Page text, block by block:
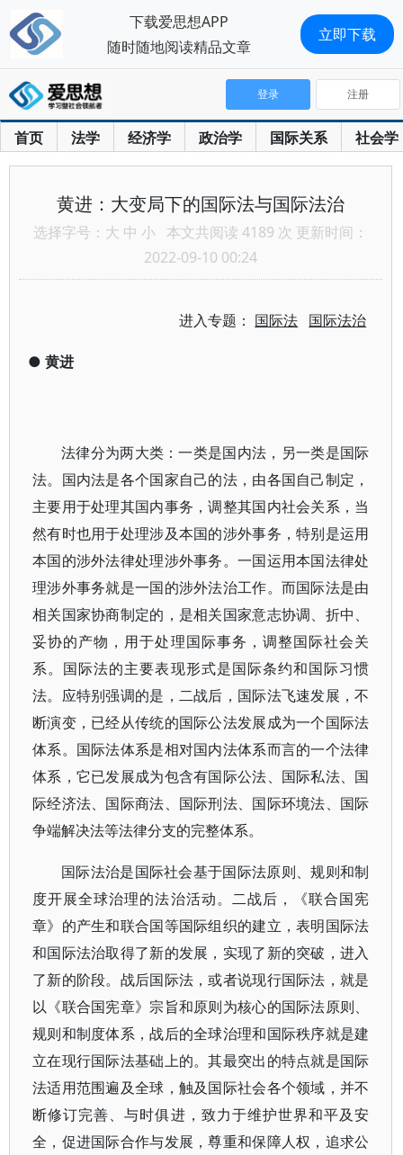
首页 法学 经济学 政治学 国际关系 社会学
登录 注册
黄进：大变局下的国际法与国际法治
选择字号： 大 中 小 本文共阅读 4189 次 更新时间：
2022-09-10 00:24
进入专题： 国际法 国际法治
● 黄进
法律分为两大类：一类是国内法，另一类是国际
法。国内法是各个国家自己的法，由各国自己制定，
主要用于处理其国内事务，调整其国内社会关系，当
然有时也用于处理涉及本国的涉外事务，特别是运用
本国的涉外法律处理涉外事务。一国运用本国法律处
理涉外事务就是一国的涉外法治工作。而国际法是由
相关国家协商制定的，是相关国家意志协调、折中、
妥协的产物，用于处理国际事务，调整国际社会关
系。国际法的主要表现形式是国际条约和国际习惯
法。应特别强调的是，二战后，国际法飞速发展，不
断演变，已经从传统的国际公法发展成为一个国际法
体系。国际法体系是相对国内法体系而言的一个法律
体系，它已发展成为包含有国际公法、国际私法、国
际经济法、国际商法、国际刑法、国际环境法、国际
争端解决法等法律分支的完整体系。
国际法治是国际社会基于国际法原则、规则和制
度开展全球治理的法治活动。二战后，《联合国宪
章》的产生和联合国等国际组织的建立，表明国际法
和国际法治取得了新的发展，实现了新的突破，进入
了新的阶段。战后国际法，或者说现行国际法，就是
以《联合国宪章》宗旨和原则为核心的国际法原则、
规则和制度体系，战后的全球治理和国际秩序就是建
立在现行国际法基础上的。其最突出的特点就是国际
法适用范围遍及全球，触及国际社会各个领域，并不
断修订完善、与时俱进，致力于维护世界和平及安
全，促进国际合作与发展，尊重和保障人权，追求公
下载爱思想APP
随时随地阅读精品文章
立即下载